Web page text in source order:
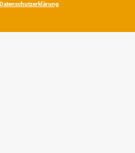
Daten­schutz­erklärung